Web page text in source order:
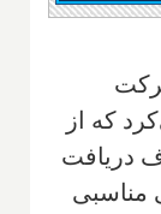
که از
دریافت
مناسبی